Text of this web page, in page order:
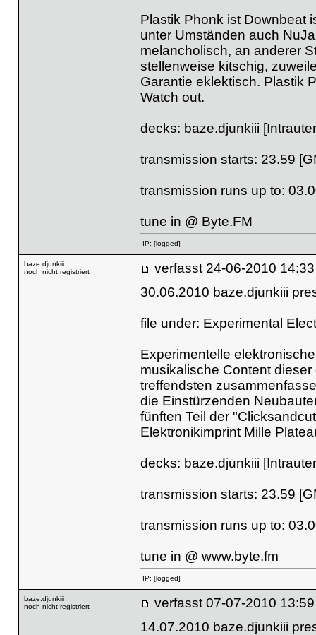
Plastik Phonk ist Downbeat
unter Umständen auch
melancholisch, an anderer
stellenweise kitschig,
Garantie eklektisch. Plastik
Watch out.
decks: baze.djunkiii
transmission starts: 23.59
transmission runs up to:
tune in @ Byte.FM
IP: [logged]
baze.djunkiii
noch nicht registriert
verfasst 24-06-2010
30.06.2010 baze.djunkiii
file under: Experimental
Experimentelle
musikalische Content
treffendsten
die Einstürzenden
fünften Teil der
Elektronikimprint Mille
decks: baze.djunkiii
transmission starts: 23.59
transmission runs up to:
tune in @ www.byte.fm
IP: [logged]
baze.djunkiii
noch nicht registriert
verfasst 07-07-2010
14.07.2010 baze.djunkiii